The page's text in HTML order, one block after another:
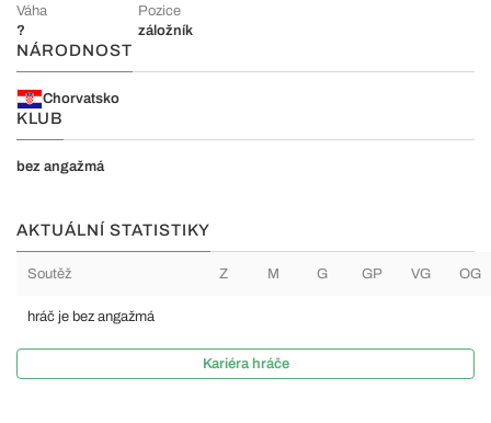
Váha
?
Pozice
záložník
NÁRODNOST
Chorvatsko
KLUB
bez angažmá
AKTUÁLNÍ STATISTIKY
Soutěž Z M G GP VG OG
hráč je bez angažmá
Kariéra hráče